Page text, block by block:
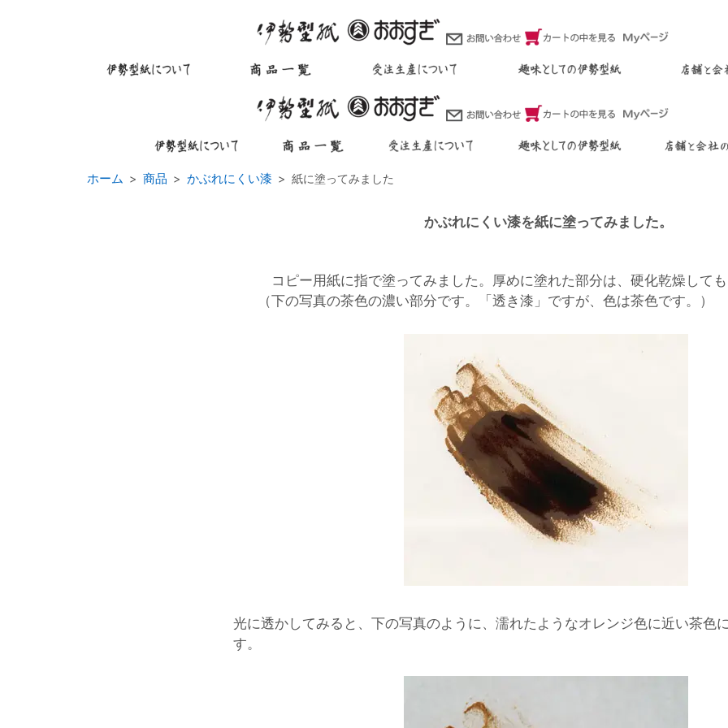
ホーム 商品 かぶれにくい漆 紙に塗ってみました
かぶれにくい漆を紙に塗ってみました。
コピー用紙に指で塗ってみました。厚めに塗れた部分は、硬化乾燥しても
（下の写真の茶色の濃い部分です。「透き漆」ですが、色は茶色です。）
光に透かしてみると、下の写真のように、濡れたようなオレンジ色に近い茶色
す。